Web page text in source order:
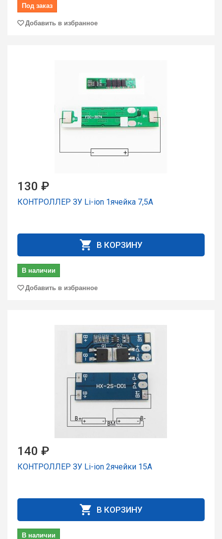
Под заказ
Добавить в избранное
130 ₽
КОНТРОЛЛЕР ЗУ Li-ion 1ячейка 7,5А
В КОРЗИНУ
В наличии
Добавить в избранное
140 ₽
КОНТРОЛЛЕР ЗУ Li-ion 2ячейки 15А
В КОРЗИНУ
В наличии